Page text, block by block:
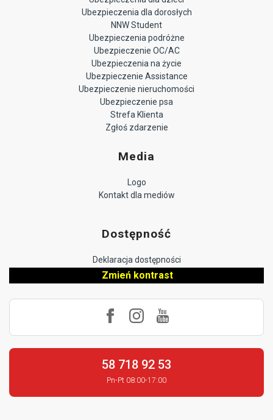
Ubezpieczenia dla dorosłych
NNW Student
Ubezpieczenia podróżne
Ubezpieczenie OC/AC
Ubezpieczenia na życie
Ubezpieczenie Assistance
Ubezpieczenie nieruchomości
Ubezpieczenie psa
Strefa Klienta
Zgłoś zdarzenie
Media
Logo
Kontakt dla mediów
Dostępność
Deklaracja dostępności
Zmień kontrast
58 718 92 53
Pn-Pt 08:00-17:00